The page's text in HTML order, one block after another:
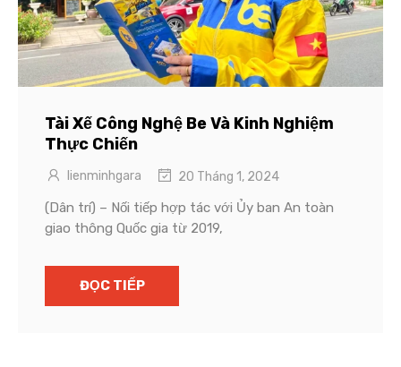
Tài Xế Công Nghệ Be Và Kinh Nghiệm
Thực Chiến
lienminhgara 20 Tháng 1, 2024
(Dân trí) – Nối tiếp hợp tác với Ủy ban An toàn
giao thông Quốc gia từ 2019,
ĐỌC TIẾP